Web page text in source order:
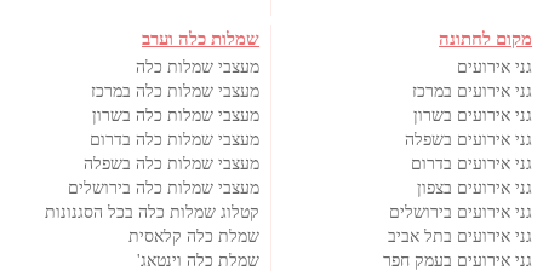
מקום לחתונה
גני אירועים
גני אירועים במרכז
גני אירועים בשרון
גני אירועים בשפלה
גני אירועים בדרום
גני אירועים בצפון
גני אירועים בירושלים
גני אירועים בתל אביב
גני אירועים בעמק חפר
שמלות כלה וערב
מעצבי שמלות כלה
מעצבי שמלות כלה במרכז
מעצבי שמלות כלה בשרון
מעצבי שמלות כלה בדרום
מעצבי שמלות כלה בשפלה
מעצבי שמלות כלה בירושלים
קטלוג שמלות כלה בכל הסגנונות
שמלת כלה קלאסית
שמלת כלה וינטאג'